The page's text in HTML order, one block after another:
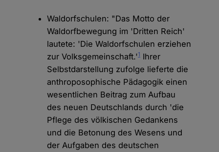
Waldorfschulen: "Das Motto der
Waldorfbewegung im 'Dritten Reich'
lautete: 'Die Waldorfschulen erziehen
zur Volksgemeinschaft.'1 Ihrer
Selbstdarstellung zufolge lieferte die
anthroposophische Pädagogik einen
wesentlichen Beitrag zum Aufbau
des neuen Deutschlands durch 'die
Pflege des völkischen Gedankens
und die Betonung des Wesens und
der Aufgaben des deutschen